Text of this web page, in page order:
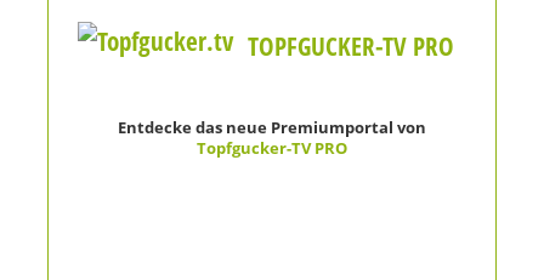
TOPFGUCKER-TV PRO
Entdecke das neue Premiumportal von
Topfgucker-TV PRO